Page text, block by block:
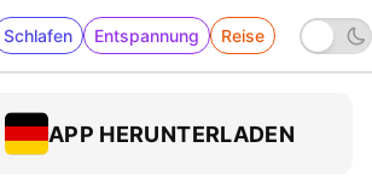
Schlafen Entspannung Reise
APP HERUNTERLADEN